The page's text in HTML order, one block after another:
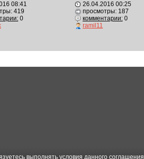
08:41
419
0
26.04.2016 00:25
просмотры: 187
комментарии:0
ramil11
выполнять условия данного соглашения